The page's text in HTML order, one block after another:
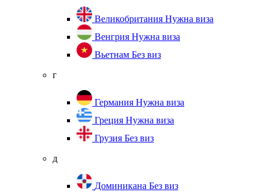
Великобритания Нужна виза
Венгрия Нужна виза
Вьетнам Без виз
г
Германия Нужна виза
Греция Нужна виза
Грузия Без виз
д
Доминикана Без виз